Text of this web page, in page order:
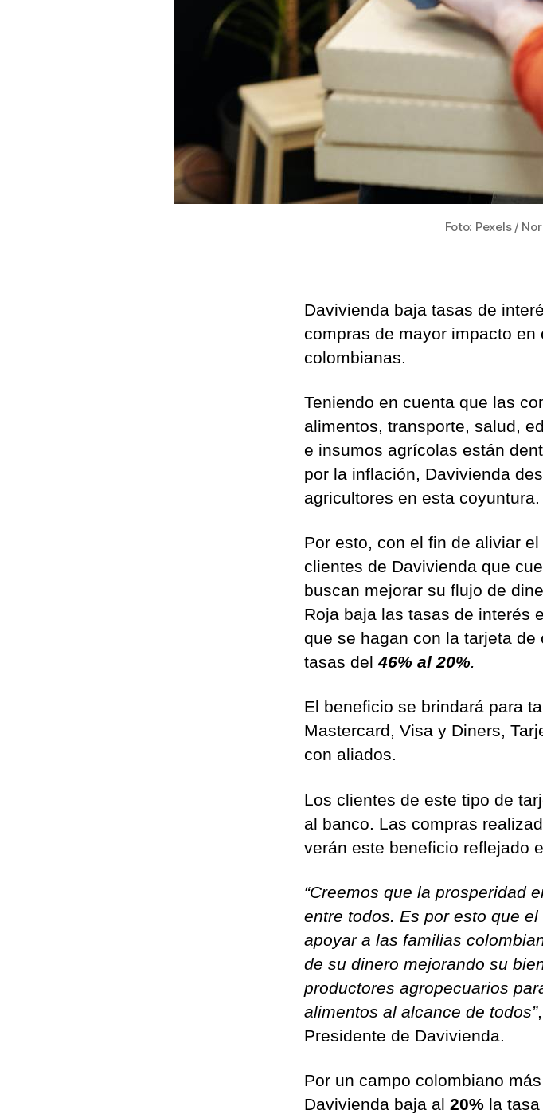
Foto: Pexels /
Davivienda baja tasas de
compras de mayor impacto
colombianas.
Teniendo en cuenta que las
alimentos, transporte, salud,
e insumos agrícolas están
por la inflación, Davivienda
agricultores en esta coyuntura.
Por esto, con el fin de aliviar
clientes de Davivienda que
buscan mejorar su flujo de
Roja baja las tasas de interés
que se hagan con la tarjeta
tasas del46% al 20%.
El beneficio se brindará para
Mastercard, Visa y Diners,
con aliados.
Los clientes de este tipo de
al banco. Las compras
verán este beneficio reflejado
“Creemos que la prosperidad
entre todos. Es por esto que
apoyar a las familias
de su dinero mejorando su
productores agropecuarios
alimentos al alcance de todos”
Presidente de Davivienda.
Por un campo colombiano
Davivienda baja al 20% la